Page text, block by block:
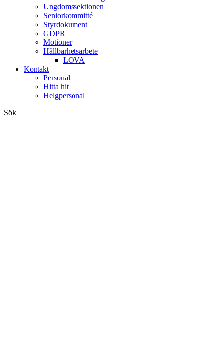
Ungdomssektionen
Seniorkommitté
Styrdokument
GDPR
Motioner
Hållbarhetsarbete
LOVA
Kontakt
Personal
Hitta hit
Helgpersonal
Sök